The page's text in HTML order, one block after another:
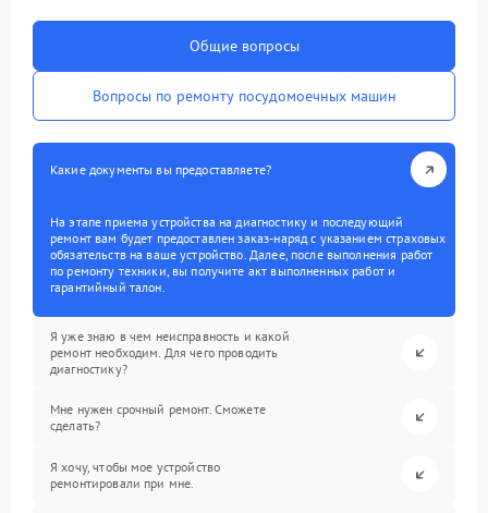
Общие вопросы
Вопросы по ремонту посудомоечных машин
Какие документы вы предоставляете?
На этапе приема устройства на диагностику и последующий
ремонт вам будет предоставлен заказ-наряд с указанием страховых
обязательств на ваше устройство. Далее, после выполнения работ
по ремонту техники, вы получите акт выполненных работ и
гарантийный талон.
Я уже знаю в чем неисправность и какой
ремонт необходим. Для чего проводить
диагностику?
Мне нужен срочный ремонт. Сможете
сделать?
Я хочу, чтобы мое устройство
ремонтировали при мне.